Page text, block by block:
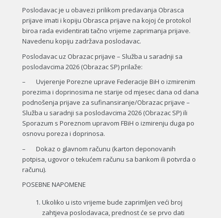
Poslodavac je u obavezi prilikom predavanja Obrasca
prijave imati i kopiju Obrasca prijave na kojoj će protokol
biroa rada evidentirati tačno vrijeme zaprimanja prijave.
Navedenu kopiju zadržava poslodavac.
Poslodavac uz Obrazac prijave – Služba u saradnji sa
poslodavcima 2026 (Obrazac SP) prilaže:
– Uvjerenje Porezne uprave Federacije BiH o izmirenim
porezima i doprinosima ne starije od mjesec dana od dana
podnošenja prijave za sufinansiranje/Obrazac prijave –
Služba u saradnji sa poslodavcima 2026 (Obrazac SP) ili
Sporazum s Poreznom upravom FBiH o izmirenju duga po
osnovu poreza i doprinosa.
– Dokaz o glavnom računu (karton deponovanih
potpisa, ugovor o tekućem računu sa bankom ili potvrda o
računu).
POSEBNE NAPOMENE
Ukoliko u isto vrijeme bude zaprimljen veći broj
zahtjeva poslodavaca, prednost će se prvo dati